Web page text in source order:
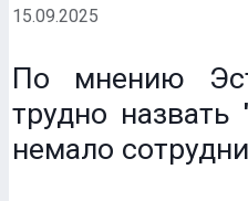
15.09.2025
По мнению
трудно назвать
немало